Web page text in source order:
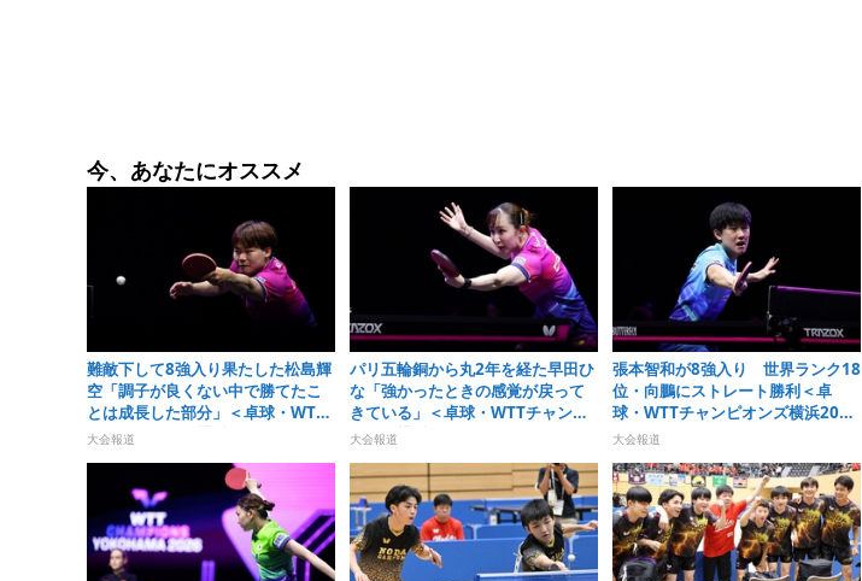
今、あなたにオススメ
難敵下して8強入り果たした松島輝
空「調子が良くない中で勝てたこ
とは成長した部分」＜卓球・WTT
チャンピオンズ横浜2026＞
大会報道
パリ五輪銅から丸2年を経た早田ひ
な「強かったときの感覚が戻って
きている」＜卓球・WTTチャンピ
オンズ横浜2026＞
大会報道
張本智和が8強入り 世界ランク18
位・向鵬にストレート勝利＜卓
球・WTTチャンピオンズ横浜2026
＞
大会報道